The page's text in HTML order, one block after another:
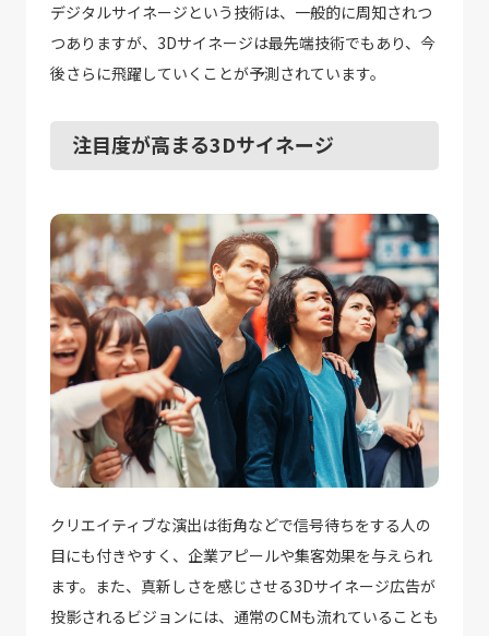
デジタルサイネージという技術は、一般的に周知されつ
つありますが、3Dサイネージは最先端技術でもあり、今
後さらに飛躍していくことが予測されています。
注目度が高まる3Dサイネージ
クリエイティブな演出は街角などで信号待ちをする人の
目にも付きやすく、企業アピールや集客効果を与えられ
ます。また、真新しさを感じさせる3Dサイネージ広告が
投影されるビジョンには、通常のCMも流れていることも